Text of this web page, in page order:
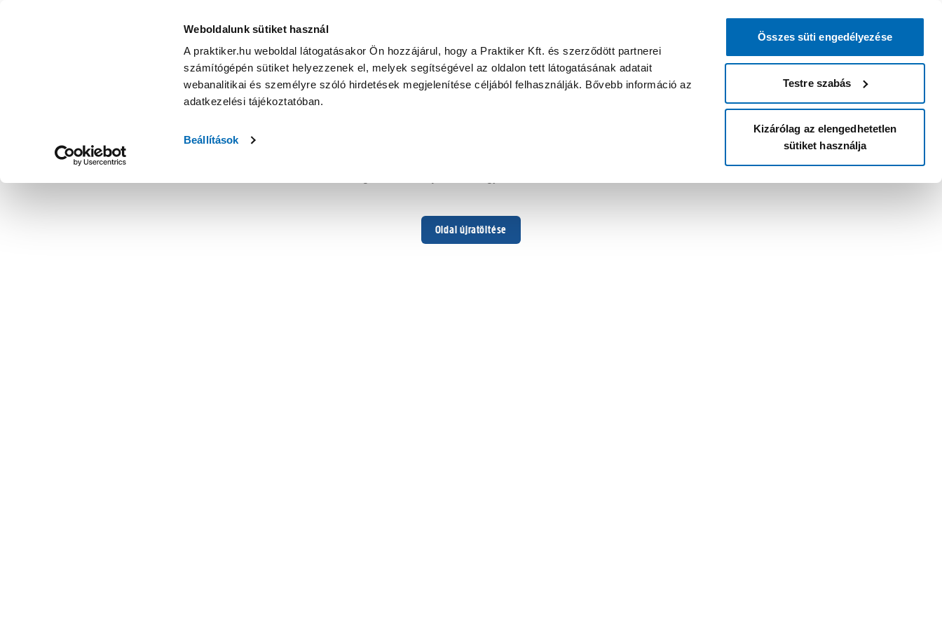
Weboldalunk sütiket használ
A praktiker.hu weboldal látogatásakor Ön hozzájárul, hogy a Praktiker Kft. és szerződött partnerei
számítógépén sütiket helyezzenek el, melyek segítségével az oldalon tett látogatásának adatait
webanalitikai és személyre szóló hirdetések megjelenítése céljából felhasználják. Bővebb információ az
adatkezelési tájékoztatóban.
Beállítások
Összes süti engedélyezése
Testre szabás
Kizárólag az elengedhetetlen
sütiket használja
Oldal újratöltése